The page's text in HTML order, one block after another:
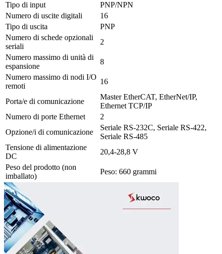
Tipo di input
PNP/NPN
Numero di uscite digitali
16
Tipo di uscita
PNP
Numero di schede opzionali
seriali
2
Numero massimo di unità di
espansione
8
Numero massimo di nodi I/O
remoti
16
Porta/e di comunicazione
Master EtherCAT, EtherNet/IP,
Ethernet TCP/IP
Numero di porte Ethernet
2
Opzione/i di comunicazione
Seriale RS-232C, Seriale RS-422,
Seriale RS-485
Tensione di alimentazione
DC
20,4-28,8 V
Peso del prodotto (non
imballato)
Peso: 660 grammi